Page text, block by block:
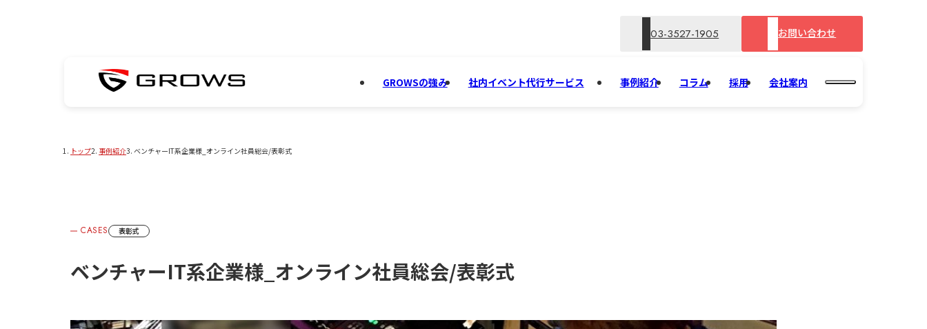
GROWSの強み 社内イベント代行サービス 事例紹介 コラム 採用 会社案内
03-3527-1905 お問い合わせ
トップ 事例紹介 ベンチャーIT系企業様_オンライン社員総会/表彰式
CASES 表彰式
ベンチャーIT系企業様_オンライン社員総会/表彰式